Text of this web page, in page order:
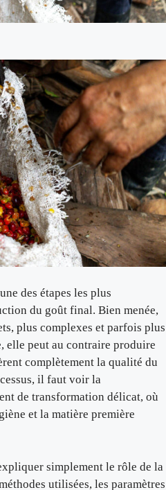
des étapes les plus
du goût final. Bien menée,
plus complexes et parfois plus
elle peut au contraire produire
complètement la qualité du
il faut voir la
de transformation délicat, où
et la matière première
simplement le rôle de la
utilisées, les paramètres